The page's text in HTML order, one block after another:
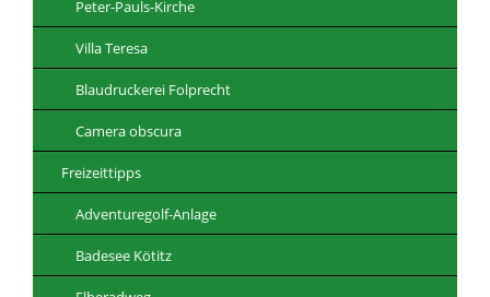
Peter-Pauls-Kirche
Villa Teresa
Blaudruckerei Folprecht
Camera obscura
Freizeittipps
Adventuregolf-Anlage
Badesee Kötitz